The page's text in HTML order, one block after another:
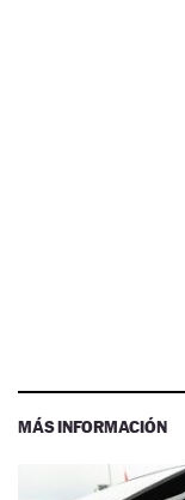
MÁS INFORMACIÓN